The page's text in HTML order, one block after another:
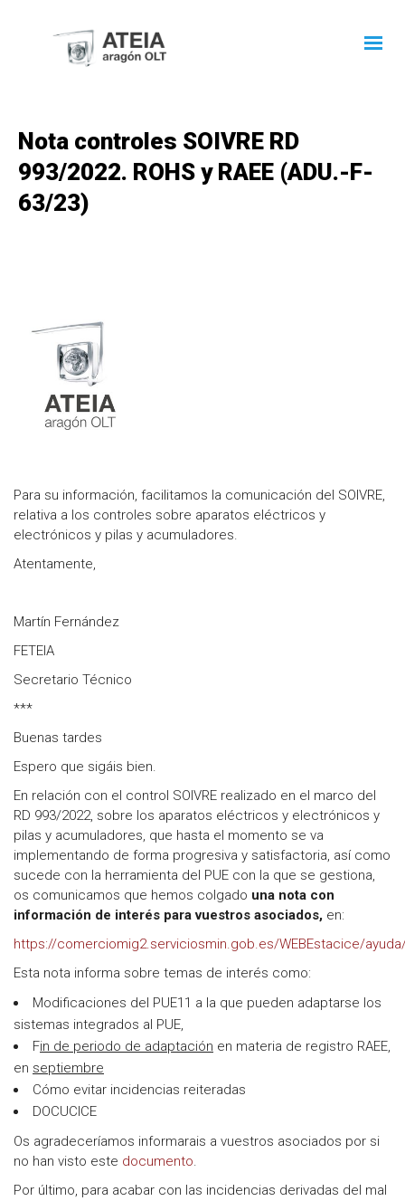
Nota controles SOIVRE RD
993/2022. ROHS y RAEE (ADU.-F-
63/23)
Para su información, facilitamos la comunicación del SOIVRE,
relativa a los controles sobre aparatos eléctricos y
electrónicos y pilas y acumuladores.
Atentamente,
Martín Fernández
FETEIA
Secretario Técnico
***
Buenas tardes
Espero que sigáis bien.
En relación con el control SOIVRE realizado en el marco del
RD 993/2022, sobre los aparatos eléctricos y electrónicos y
pilas y acumuladores, que hasta el momento se va
implementando de forma progresiva y satisfactoria, así como
sucede con la herramienta del PUE con la que se gestiona,
os comunicamos que hemos colgado una nota con
información de interés para vuestros asociados, en:
https://comerciomig2.serviciosmin.gob.es/WEBEstacice/ayuda/
Esta nota informa sobre temas de interés como:
Modificaciones del PUE11 a la que pueden adaptarse los
sistemas integrados al PUE,
Fin de periodo de adaptación en materia de registro RAEE,
en septiembre
Cómo evitar incidencias reiteradas
DOCUCICE
Os agradeceríamos informarais a vuestros asociados por si
no han visto este documento.
Por último, para acabar con las incidencias derivadas del mal